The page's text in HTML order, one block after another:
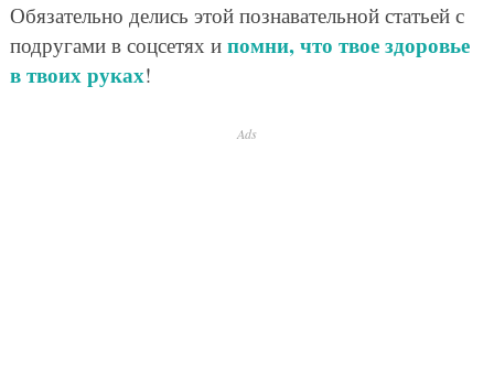
Обязательно делись этой познавательной статьей с
подругами в соцсетях и помни, что твое здоровье
в твоих руках!
Ads